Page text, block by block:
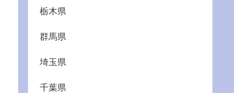
栃木県
群馬県
埼玉県
千葉県